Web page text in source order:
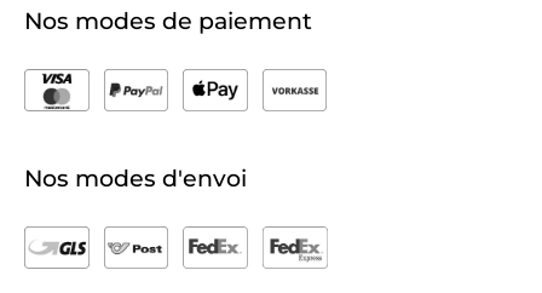
Nos modes de paiement
Nos modes d'envoi